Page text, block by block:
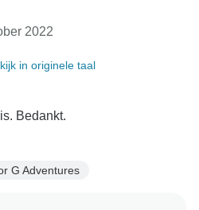
2022
in originele taal
Bedankt.
G Adventures